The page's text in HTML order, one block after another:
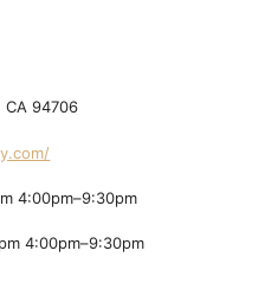
CA 94706
4:00pm–9:30pm
4:00pm–9:30pm